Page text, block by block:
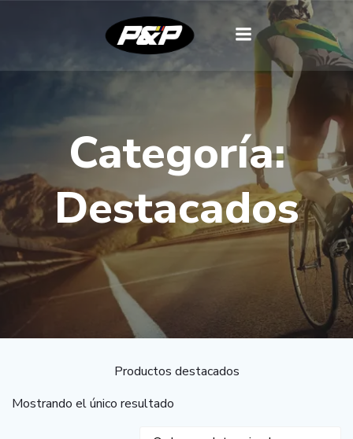
Categoría:
Destacados
Productos destacados
Mostrando el único resultado